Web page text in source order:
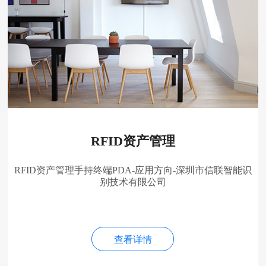
RFID资产管理
RFID资产管理手持终端PDA-应用方向-深圳市信联智能识
别技术有限公司
查看详情